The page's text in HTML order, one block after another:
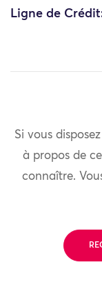
Ligne de
Si vous
à propos de
connaître.